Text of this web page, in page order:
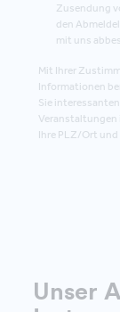
Zusendung
den
mit uns
Mit Ihrer
Informationen
Sie
Veranstaltungen
Ihre PLZ/Ort
Unser